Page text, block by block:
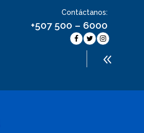
Contáctanos:
+507 500 – 6000